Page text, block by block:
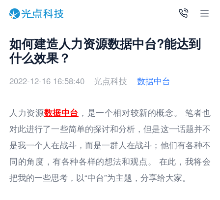
如何建造人力资源数据中台?能达到
什么效果？
2022-12-16 16:58:40 光点科技 数据中台
人力资源数据中台 ，是一个相对较新的概念。 笔者也
对此进行了一些简单的探讨和分析，但是这一话题并不
是我一个人在战斗，而是一群人在战斗；他们有各种不
同的角度，有各种各样的想法和观点。 在此，我将会
把我的一些思考，以“中台”为主题，分享给大家。